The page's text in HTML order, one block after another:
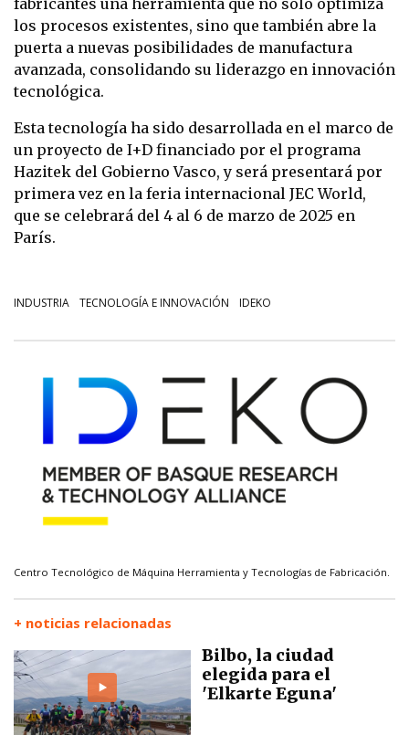
fabricantes una herramienta que no solo optimiza
los procesos existentes, sino que también abre la
puerta a nuevas posibilidades de manufactura
avanzada, consolidando su liderazgo en innovación
tecnológica.
Esta tecnología ha sido desarrollada en el marco de
un proyecto de I+D financiado por el programa
Hazitek del Gobierno Vasco, y será presentará por
primera vez en la feria internacional JEC World,
que se celebrará del 4 al 6 de marzo de 2025 en
París.
INDUSTRIA TECNOLOGÍA E INNOVACIÓN IDEKO
Centro Tecnológico de Máquina Herramienta y Tecnologías de Fabricación.
+ noticias relacionadas
Bilbo, la ciudad
elegida para el
'Elkarte Eguna'